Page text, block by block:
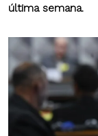
última semana.